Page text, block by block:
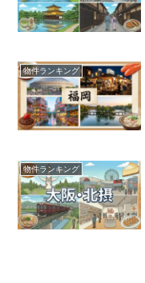
物件ランキング
物件ランキング